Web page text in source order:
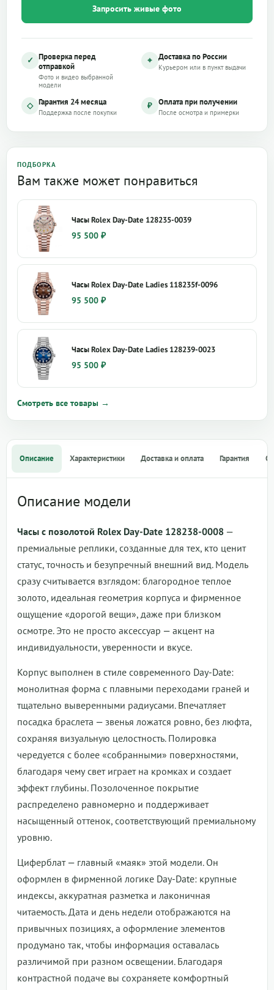
Запросить живые фото
✓ Проверка перед
отправкой
Фото и видео выбранной
модели
⌖ Доставка по России
Курьером или в пункт выдачи
◇ Гарантия 24 месяца
Поддержка после покупки
₽ Оплата при получении
После осмотра и примерки
ПОДБОРКА
Вам также может понравиться
Часы Rolex Day-Date 128235-0039
95 500 ₽
Часы Rolex Day-Date Ladies 118235f-0096
95 500 ₽
Часы Rolex Day-Date Ladies 128239-0023
95 500 ₽
Смотреть все товары →
Описание Характеристики Доставка и оплата Гарантия
Описание модели
Часы с позолотой Rolex Day-Date 128238-0008 —
премиальные реплики, созданные для тех, кто ценит
статус, точность и безупречный внешний вид. Модель
сразу считывается взглядом: благородное теплое
золото, идеальная геометрия корпуса и фирменное
ощущение «дорогой вещи», даже при близком
осмотре. Это не просто аксессуар — акцент на
индивидуальности, уверенности и вкусе.
Корпус выполнен в стиле современного Day-Date:
монолитная форма с плавными переходами граней и
тщательно выверенными радиусами. Впечатляет
посадка браслета — звенья ложатся ровно, без люфта,
сохраняя визуальную целостность. Полировка
чередуется с более «собранными» поверхностями,
благодаря чему свет играет на кромках и создает
эффект глубины. Позолоченное покрытие
распределено равномерно и поддерживает
насыщенный оттенок, соответствующий премиальному
уровню.
Циферблат — главный «маяк» этой модели. Он
оформлен в фирменной логике Day-Date: крупные
индексы, аккуратная разметка и лаконичная
читаемость. Дата и день недели отображаются на
привычных позициях, а оформление элементов
продумано так, чтобы информация оставалась
различимой при разном освещении. Благодаря
контрастной подаче вы сохраняете комфортный